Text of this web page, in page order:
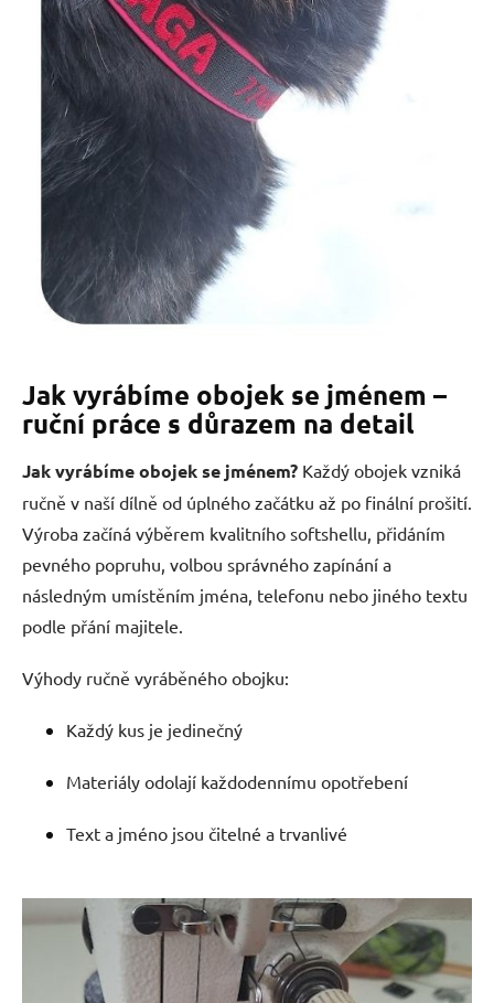
Jak vyrábíme obojek se jménem –
ruční práce s důrazem na detail
Jak vyrábíme obojek se jménem? Každý obojek vzniká
ručně v naší dílně od úplného začátku až po finální prošití.
Výroba začíná výběrem kvalitního softshellu, přidáním
pevného popruhu, volbou správného zapínání a
následným umístěním jména, telefonu nebo jiného textu
podle přání majitele.
Výhody ručně vyráběného obojku:
Každý kus je jedinečný
Materiály odolají každodennímu opotřebení
Text a jméno jsou čitelné a trvanlivé